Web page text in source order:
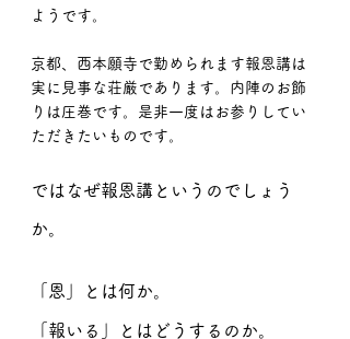
ようです。
京都、西本願寺で勤められます報恩講は
実に見事な荘厳であります。内陣のお飾
りは圧巻です。是非一度はお参りしてい
ただきたいものです。
ではなぜ報恩講というのでしょう
か。
「恩」とは何か。
「報いる」とはどうするのか。